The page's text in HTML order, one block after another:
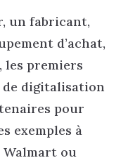
un fabricant,
d’achat,
les premiers
digitalisation
pour
exemples à
Walmart ou